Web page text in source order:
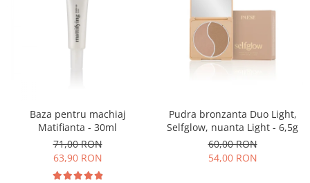
Baza pentru machiaj
Matifianta - 30ml
71,00 RON
63,90 RON
Pudra bronzanta Duo Light,
Selfglow, nuanta Light - 6,5g
60,00 RON
54,00 RON